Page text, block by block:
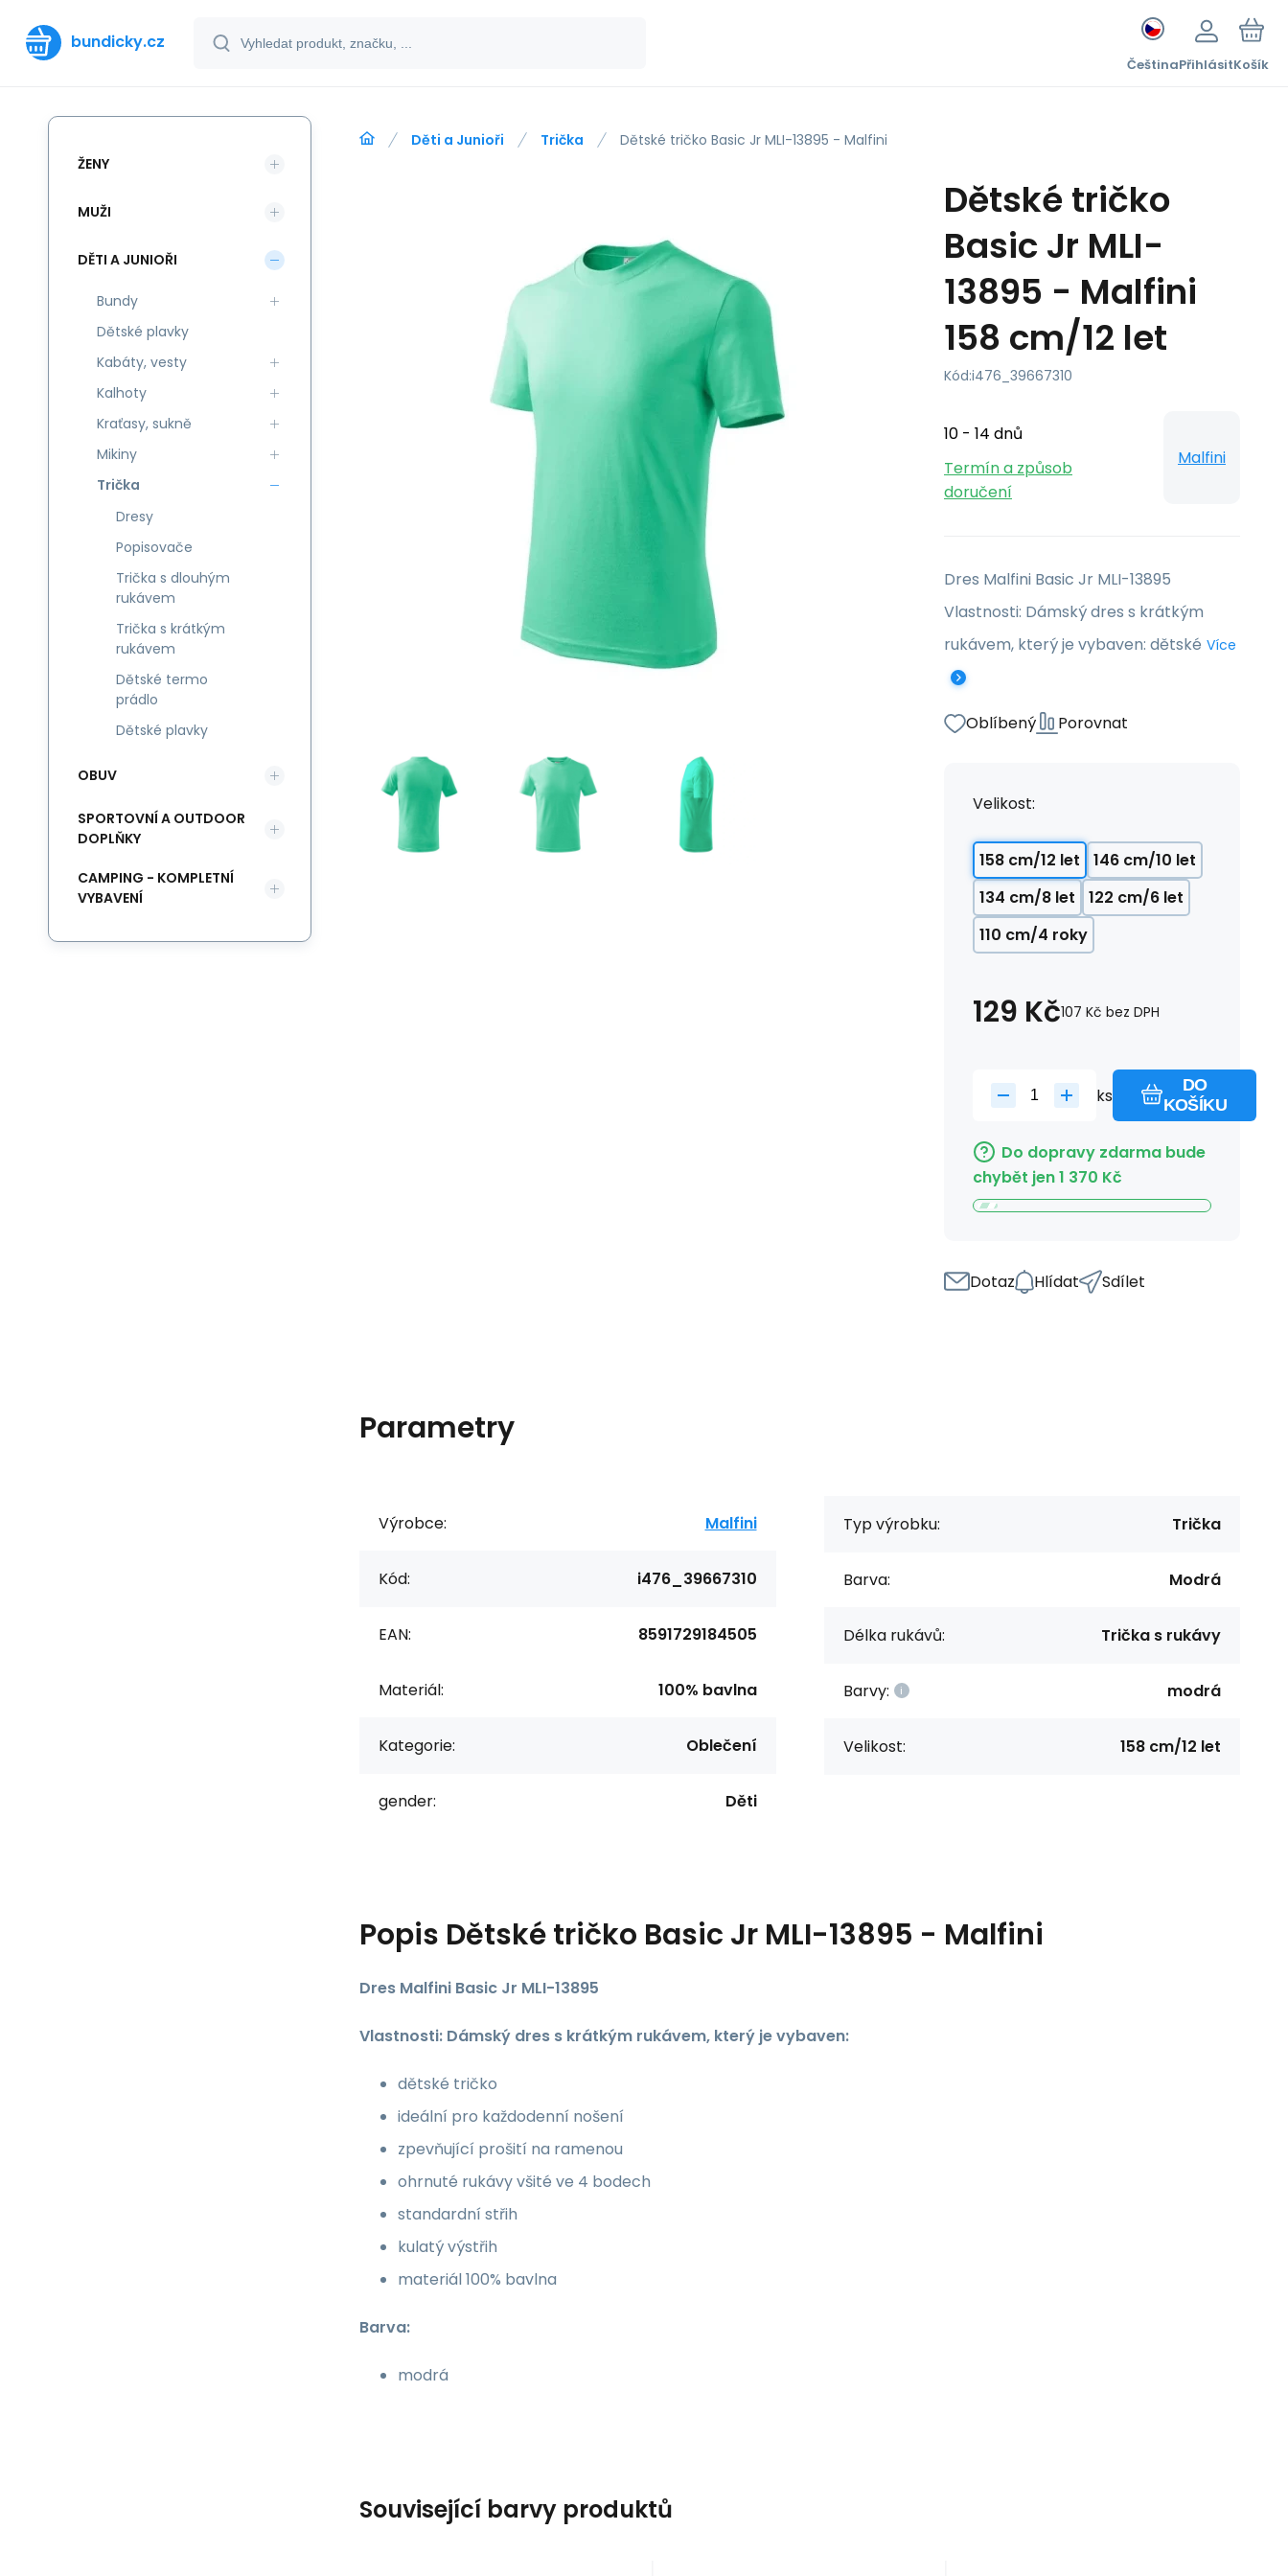
bundicky.cz
ČeštinaPřihlásitKošík
Děti a Junioři Trička Dětské tričko Basic Jr MLI-13895 - Malfini
Dětské tričko
Basic Jr MLI-
13895 - Malfini
158 cm/12 let
Kód:i476_39667310
10 - 14 dnů
Termín a způsob
doručení
Malfini
Dres Malfini Basic Jr MLI-13895
Vlastnosti: Dámský dres s krátkým
rukávem, který je vybaven: dětské Více
Oblíbený Porovnat
Velikost:
158 cm/12 let
146 cm/10 let
134 cm/8 let
122 cm/6 let
110 cm/4 roky
129 Kč107 Kč bez DPH
ks
DO
KOŠÍKU
Do dopravy zdarma bude
chybět jen1 370 Kč
Dotaz Hlídat Sdílet
Parametry
Výrobce: Malfini
Kód: i476_39667310
EAN: 8591729184505
Materiál: 100% bavlna
Kategorie: Oblečení
gender: Děti
Typ výrobku: Trička
Barva: Modrá
Délka rukávů: Trička s rukávy
Barvy: modrá
Velikost: 158 cm/12 let
Popis Dětské tričko Basic Jr MLI-13895 - Malfini
Dres Malfini Basic Jr MLI-13895
Vlastnosti: Dámský dres s krátkým rukávem, který je vybaven:
dětské tričko
ideální pro každodenní nošení
zpevňující prošití na ramenou
ohrnuté rukávy všité ve 4 bodech
standardní střih
kulatý výstřih
materiál 100% bavlna
Barva:
modrá
Související barvy produktů
ŽENY
MUŽI
DĚTI A JUNIOŘI
Bundy
Dětské plavky
Kabáty, vesty
Kalhoty
Kraťasy, sukně
Mikiny
Trička
Dresy
Popisovače
Trička s dlouhým
rukávem
Trička s krátkým
rukávem
Dětské termo
prádlo
Dětské plavky
OBUV
SPORTOVNÍ A OUTDOOR
DOPLŇKY
CAMPING - KOMPLETNÍ
VYBAVENÍ